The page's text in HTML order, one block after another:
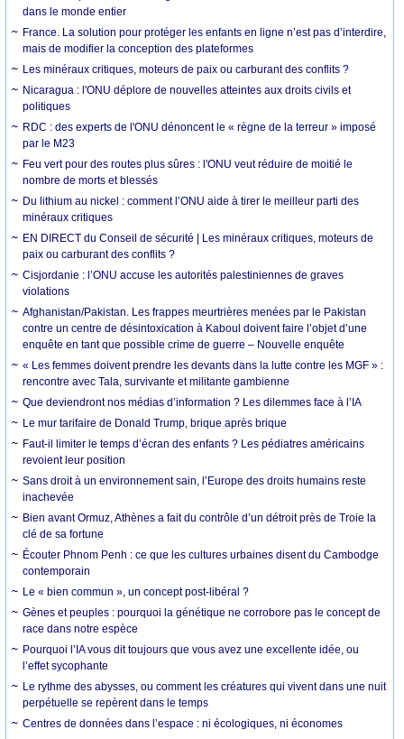
dans le monde entier
France. La solution pour protéger les enfants en ligne n’est pas d’interdire,
mais de modifier la conception des plateformes
Les minéraux critiques, moteurs de paix ou carburant des conflits ?
Nicaragua : l'ONU déplore de nouvelles atteintes aux droits civils et
politiques
RDC : des experts de l'ONU dénoncent le « règne de la terreur » imposé
par le M23
Feu vert pour des routes plus sûres : l'ONU veut réduire de moitié le
nombre de morts et blessés
Du lithium au nickel : comment l’ONU aide à tirer le meilleur parti des
minéraux critiques
EN DIRECT du Conseil de sécurité | Les minéraux critiques, moteurs de
paix ou carburant des conflits ?
Cisjordanie : l’ONU accuse les autorités palestiniennes de graves
violations
Afghanistan/Pakistan. Les frappes meurtrières menées par le Pakistan
contre un centre de désintoxication à Kaboul doivent faire l’objet d’une
enquête en tant que possible crime de guerre – Nouvelle enquête
« Les femmes doivent prendre les devants dans la lutte contre les MGF » :
rencontre avec Tala, survivante et militante gambienne
Que deviendront nos médias d’information ? Les dilemmes face à l’IA
Le mur tarifaire de Donald Trump, brique après brique
Faut-il limiter le temps d’écran des enfants ? Les pédiatres américains
revoient leur position
Sans droit à un environnement sain, l’Europe des droits humains reste
inachevée
Bien avant Ormuz, Athènes a fait du contrôle d’un détroit près de Troie la
clé de sa fortune
Écouter Phnom Penh : ce que les cultures urbaines disent du Cambodge
contemporain
Le « bien commun », un concept post-libéral ?
Gènes et peuples : pourquoi la génétique ne corrobore pas le concept de
race dans notre espèce
Pourquoi l’IA vous dit toujours que vous avez une excellente idée, ou
l’effet sycophante
Le rythme des abysses, ou comment les créatures qui vivent dans une nuit
perpétuelle se repèrent dans le temps
Centres de données dans l’espace : ni écologiques, ni économes